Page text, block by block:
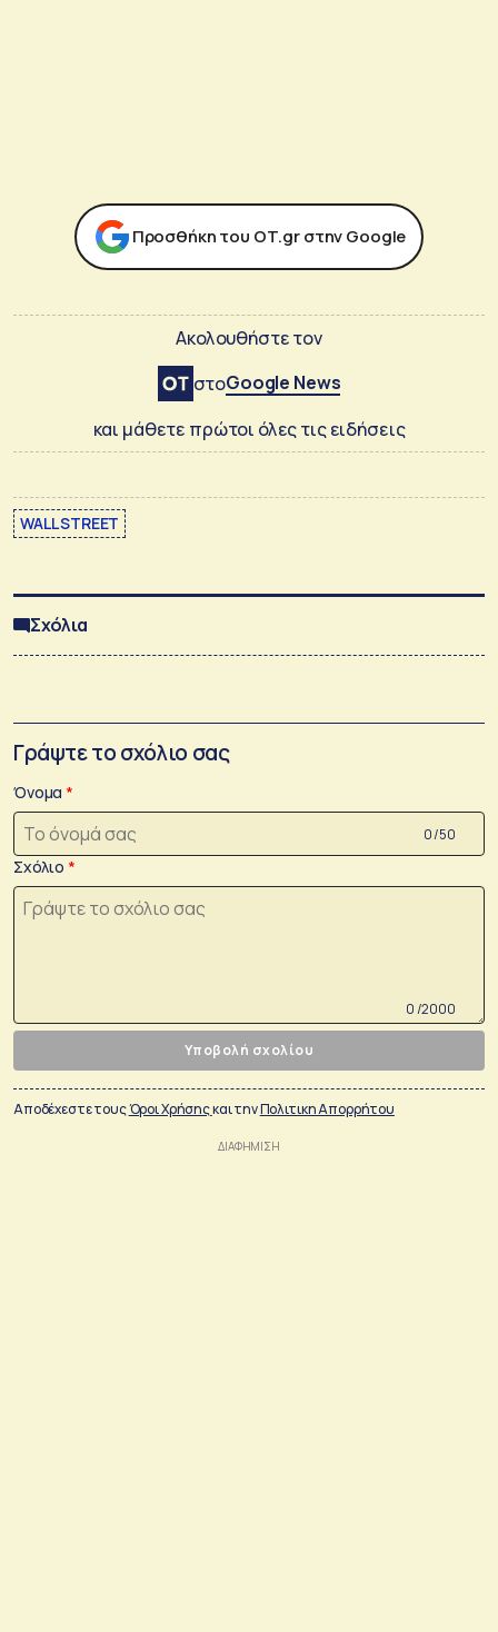
Προσθήκη του ΟΤ.gr στην Google
Ακολουθήστε τον
στοGoogle News
και μάθετε πρώτοι όλες τις ειδήσεις
WALL STREET
Σχόλια
Γράψτε το σχόλιο σας
Όνομα
0 /50
Σχόλιο
0 /2000
Υποβολή σχολίου
Αποδέχεστε τουςΌροι Χρήσηςκαι τηνΠολιτικη Απορρήτου